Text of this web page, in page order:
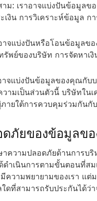
ม: เราอาจแบ่งปันข้อมูลข
เงิน การวิเคราะห์ข้อมูล
าจแบ่งปันหรือโอนข้อมูลข
รัพย์ของบริษัท การจัดหาเ
าจแบ่งปันข้อมูลของคุณกับ
ามเป็นส่วนตัวนี้ บริษัทใน
ายใต้การควบคุมร่วมกันกับ
ดภัยของข้อมูลข
าความปลอดภัยด้านการ
ดำเนินการตามขั้นตอนที่ส
ความพยายามของเรา แ
ดที่สามารถรับประกันได้ว่